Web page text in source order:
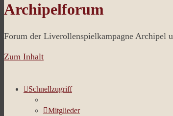
Archipelforum
Forum der Liverollenspielkampagne Archipel
Zum Inhalt
Schnellzugriff
Mitglieder